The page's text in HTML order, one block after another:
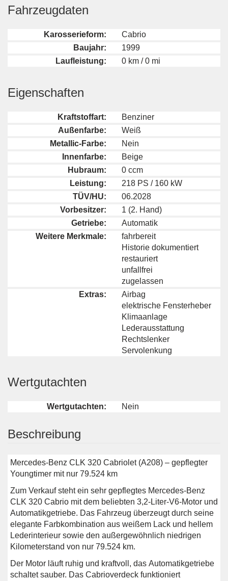
Fahrzeugdaten
Karosserieform:
Cabrio
Baujahr:
1999
Laufleistung:
0 km / 0 mi
Eigenschaften
Kraftstoffart:
Benziner
Außenfarbe:
Weiß
Metallic-Farbe:
Nein
Innenfarbe:
Beige
Hubraum:
0 ccm
Leistung:
218 PS / 160 kW
TÜV/HU:
06.2028
Vorbesitzer:
1 (2. Hand)
Getriebe:
Automatik
Weitere Merkmale:
fahrbereit
Historie dokumentiert
restauriert
unfallfrei
zugelassen
Extras:
Airbag
elektrische Fensterheber
Klimaanlage
Lederausstattung
Rechtslenker
Servolenkung
Wertgutachten
Wertgutachten: Nein
Beschreibung
Mercedes-Benz CLK 320 Cabriolet (A208) – gepflegter
Youngtimer mit nur 79.524 km
Zum Verkauf steht ein sehr gepflegtes Mercedes-Benz
CLK 320 Cabrio mit dem beliebten 3,2-Liter-V6-Motor und
Automatikgetriebe. Das Fahrzeug überzeugt durch seine
elegante Farbkombination aus weißem Lack und hellem
Lederinterieur sowie den außergewöhnlich niedrigen
Kilometerstand von nur 79.524 km.
Der Motor läuft ruhig und kraftvoll, das Automatikgetriebe
schaltet sauber. Das Cabrioverdeck funktioniert